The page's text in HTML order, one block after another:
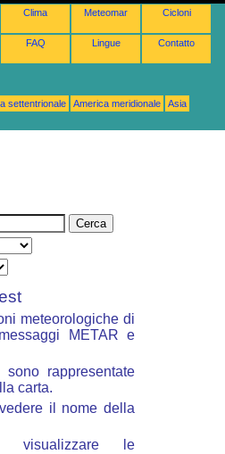
Clima Meteomar Cicloni
FAQ Lingue Contatto
settentrionale America meridionale
Asia
meteorologiche di
METAR e
rappresentate
carta.
il nome della
visualizzare le